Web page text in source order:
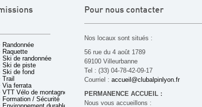
Randonnée
Raquette
Ski de randonnée
Ski de piste
Ski de fond
Trail
Via ferrata
VTT Vélo de montagne
Formation / Sécurité
Pour nous contacter
Nos locaux sont situés :
56 rue du 4 août 1789
69100 Villeurbanne
Tel : (33) 04-78-42-09-17
Courriel : accueil@clubalpinlyon.fr
PERMANENCE ACCUEIL :
Nous vous accueillons :